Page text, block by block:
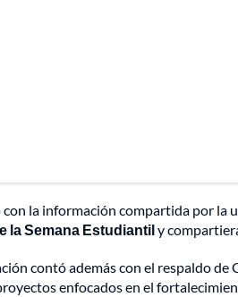
con la información compartida por la
la Semana Estudiantily
contó además con el respaldo de
enfocados en el